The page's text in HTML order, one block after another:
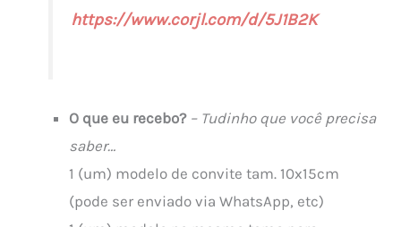
https://www.corjl.com/d/5J1B2K
O que eu recebo? – Tudinho que você precisa
saber…
1 (um) modelo de convite tam. 10x15cm
(pode ser enviado via WhatsApp, etc)